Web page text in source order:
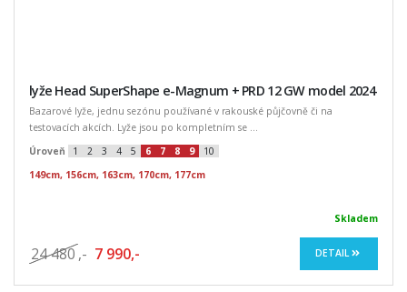
lyže Head SuperShape e-Magnum + PRD 12 GW model 2024
Bazarové lyže, jednu sezónu používané v rakouské půjčovně či na
testovacích akcích. Lyže jsou po kompletním se ...
Úroveň
1 2 3 4 5 6 7 8 9
10
149cm, 156cm, 163cm, 170cm, 177cm
Skladem
24 480 ,- 7 990,- DETAIL